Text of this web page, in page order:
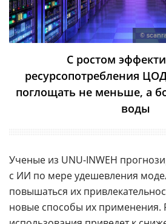
©
С ростом
ресурсопотребления
поглощать не меньше, а
воды
Ученые из UNU-INWEH
с ИИ по мере удешевления
повышаться их
новые способы их применения.